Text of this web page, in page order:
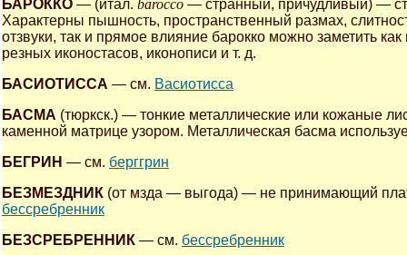
БАРОККО — (итал. barocco — странный, причудливый) —
Характерны пышность, пространственный размах,
отзвуки, так и прямое влияние барокко можно заметить
резных иконостасов, иконописи и т. д.
БАСИОТИССА — см. Васиотисса
БАСМА (тюркск.) — тонкие металлические или кожаные
каменной матрице узором. Металлическая басма
БЕГРИН — см. берггрин
БЕЗМЕЗДНИК (от мзда — выгода) — не принимающий
бессребренник
БЕЗСРЕБРЕННИК — см. бессребренник